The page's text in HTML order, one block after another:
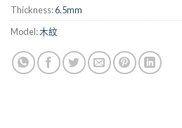
Thickness:6.5mm
Model:木紋